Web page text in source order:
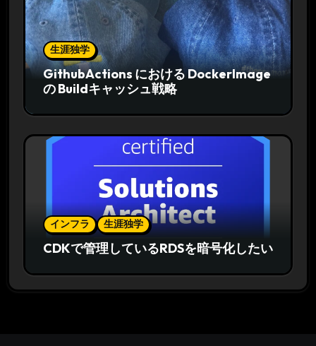
生涯独学
GithubActions における DockerImage
の Buildキャッシュ戦略
インフラ 生涯独学
CDKで管理しているRDSを暗号化したい